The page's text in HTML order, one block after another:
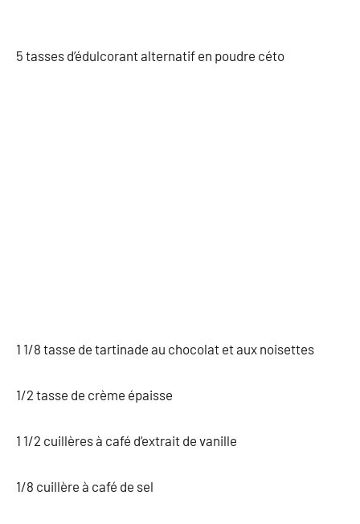
5 tasses d’édulcorant alternatif en poudre céto
1 1/8 tasse de tartinade au chocolat et aux noisettes
1/2 tasse de crème épaisse
1 1/2 cuillères à café d’extrait de vanille
1/8 cuillère à café de sel